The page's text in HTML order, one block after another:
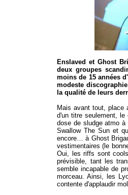
Enslaved et Ghost
deux groupes
moins de 15 années
modeste
la qualité de leurs
Mais avant tout, place
d'un titre seulement,
dose de sludge atmo
Swallow The Sun et
encore… à Ghost
vestimentaires (le
Oui, les riffs sont
prévisible, tant les
semble incapable de
morceau. Ainsi, les
contente d'applaudir